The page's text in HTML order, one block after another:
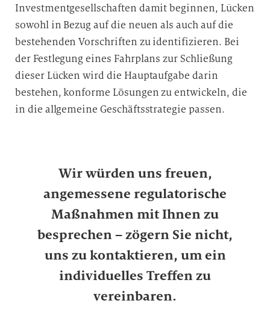
n
d
i
e
t
e
Investmentgesellschaften damit beginnen, Lücken
sowohl in Bezug auf die neuen als auch auf die
bestehenden Vorschriften zu identifizieren. Bei
der Festlegung eines Fahrplans zur Schließung
dieser Lücken wird die Hauptaufgabe darin
bestehen, konforme Lösungen zu entwickeln, die
in die allgemeine Geschäftsstrategie passen.
Wir würden uns freuen,
angemessene regulatorische
Maßnahmen mit Ihnen zu
besprechen – zögern Sie nicht,
uns zu kontaktieren, um ein
individuelles Treffen zu
vereinbaren.